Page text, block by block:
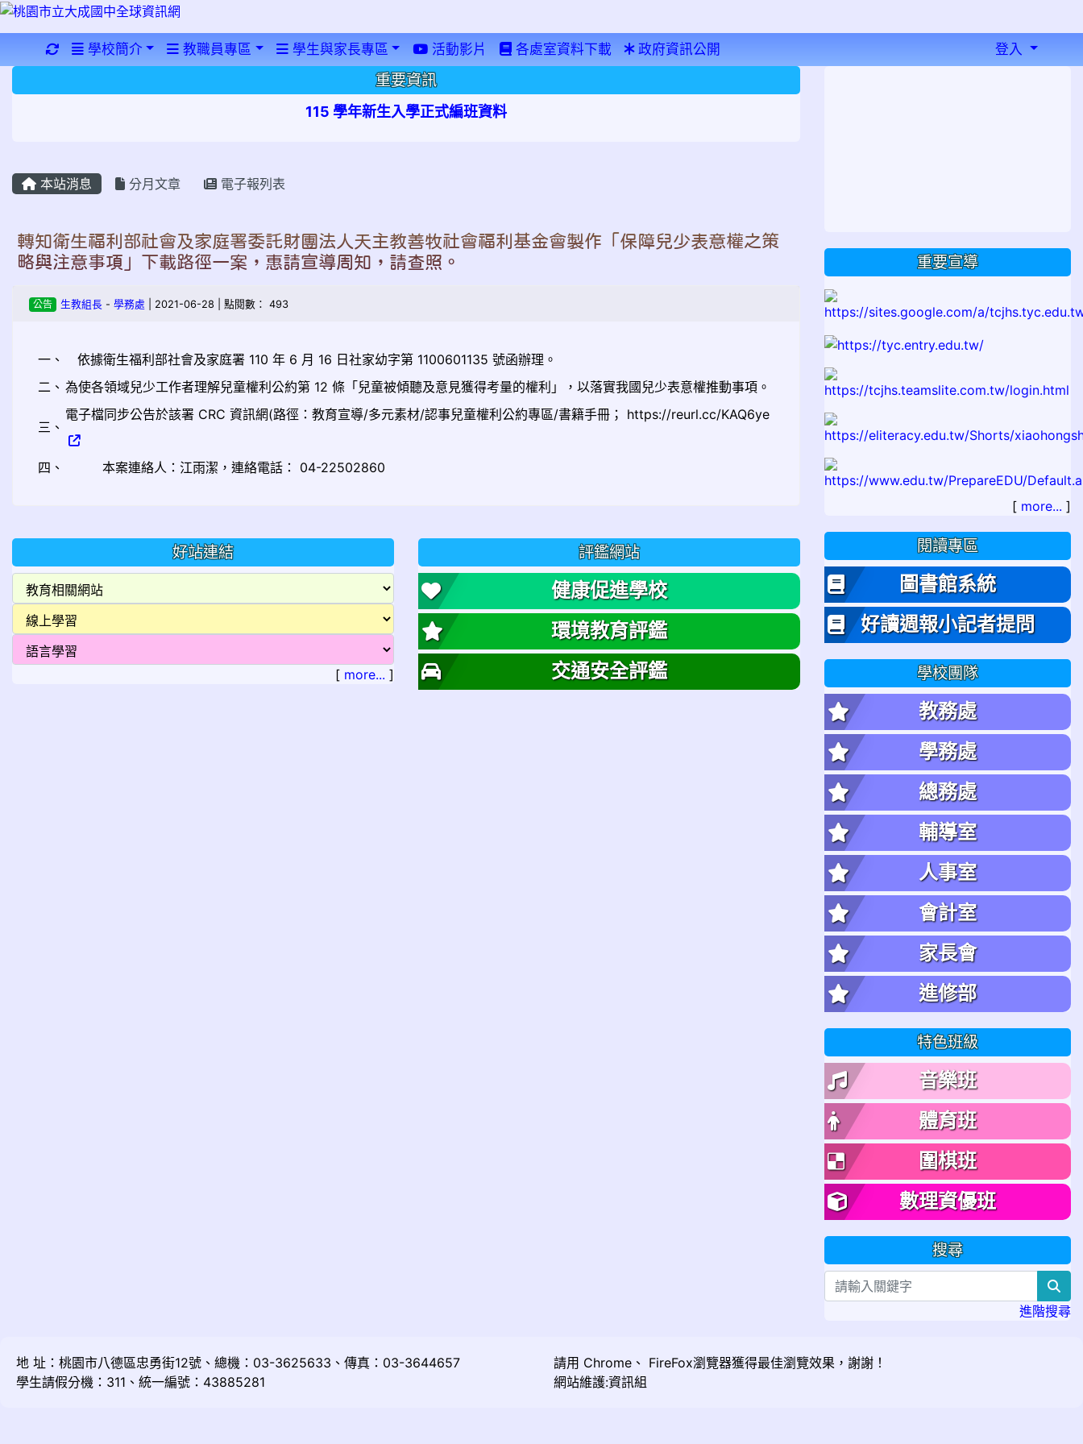
重新取得佈景設定
學校簡介 教職員專區 學生與家長專區 活動影片 各處室資料下載 政府資訊公開 登入
重要資訊
115 學年新生入學正式編班資料
本站消息 分月文章 電子報列表
轉知衛生福利部社會及家庭署委託財團法人天主教善牧社會福利基金會製作「保障兒少表意權之策
略與注意事項」下載路徑一案，惠請宣導周知，請查照。
公告 生教組長- 學務處 | 2021-06-28 | 點閱數： 493
一、
依據衛生福利部社會及家庭署 110 年 6 月 16 日社家幼字第 1100601135 號函辦理。
二、 為使各領域兒少工作者理解兒童權利公約第 12 條「兒童被傾聽及意見獲得考量的權利」，以落實我國兒少表意權推動事項。
三、
電子檔同步公告於該署 CRC 資訊網(路徑：教育宣導/多元素材/認事兒童權利公約專區/書籍手冊； https://reurl.cc/KAQ6ye
四、 本案連絡人：江雨潔，連絡電話： 04-22502860
好站連結
[ more... ]
評鑑網站
健康促進學校
環境教育評鑑
交通安全評鑑
重要宣導
[ more... ]
閱讀專區
圖書館系統
好讀週報小記者提問
學校團隊
教務處
學務處
總務處
輔導室
人事室
會計室
家長會
進修部
特色班級
音樂班
體育班
圍棋班
數理資優班
搜尋
進階搜尋
地 址：桃園市八德區忠勇街12號、總機：03-3625633、傳真：03-3644657
學生請假分機：311、統一編號：43885281
請用 Chrome 、 FireFox瀏覽器獲得最佳瀏覽效果，謝謝！
網站維護:資訊組